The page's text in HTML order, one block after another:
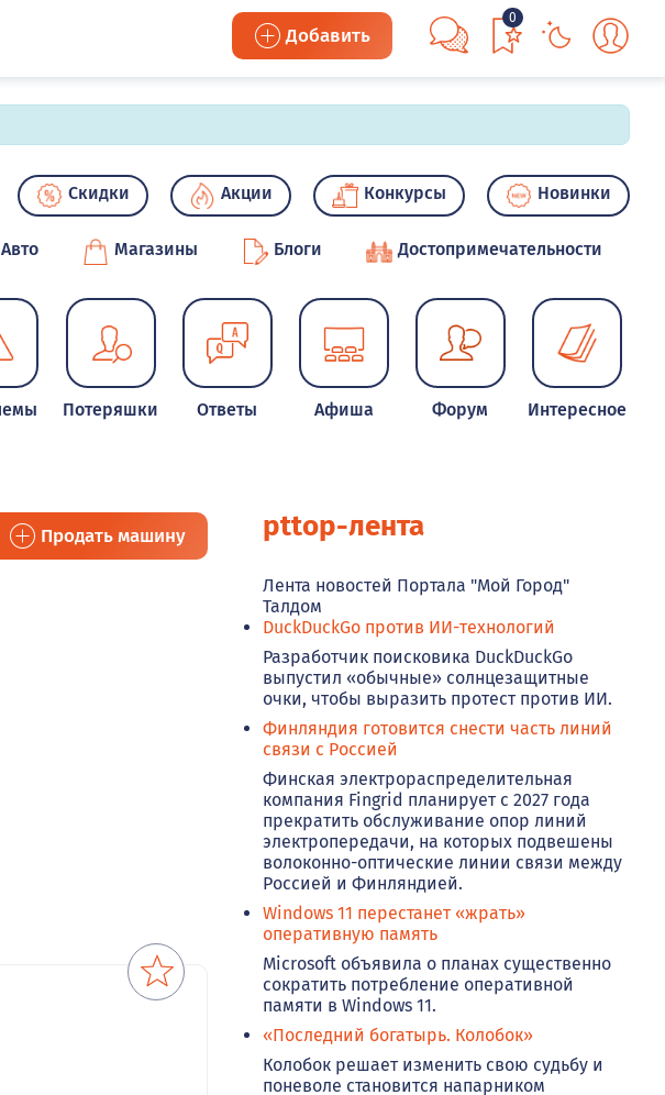
Добавить
0
Скидки Акции Конкурсы Новинки
Авто Магазины Блоги Достопримечательности
Потеряшки Ответы Афиша Форум Интересное
Продать машину pttop-лента
Лента новостей Портала "Мой Город"
Талдом
DuckDuckGo против ИИ-технологий
Разработчик поисковика DuckDuckGo
выпустил «обычные» солнцезащитные
очки, чтобы выразить протест против ИИ.
Финляндия готовится снести часть линий
связи с Россией
Финская электрораспределительная
компания Fingrid планирует с 2027 года
прекратить обслуживание опор линий
электропередачи, на которых подвешены
волоконно-оптические линии связи между
Россией и Финляндией.
Windows 11 перестанет «жрать»
оперативную память
Microsoft объявила о планах существенно
сократить потребление оперативной
памяти в Windows 11.
«Последний богатырь. Колобок»
Колобок решает изменить свою судьбу и
поневоле становится напарником